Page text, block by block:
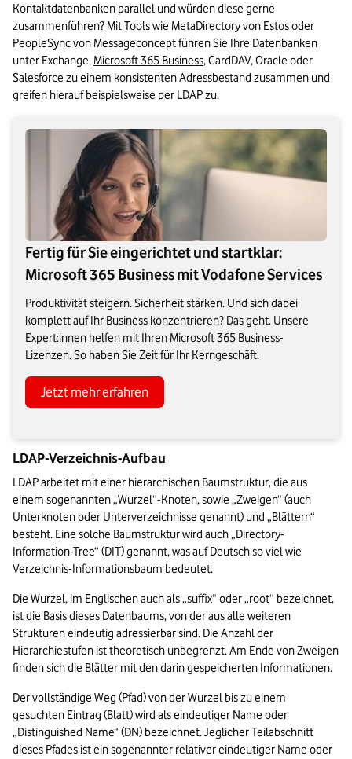
Kontaktdatenbanken parallel und würden diese gerne
zusammenführen? Mit Tools wie MetaDirectory von Estos oder
PeopleSync von Messageconcept führen Sie Ihre Datenbanken
unter Exchange, Microsoft 365 Business, CardDAV, Oracle oder
Salesforce zu einem konsistenten Adressbestand zusammen und
greifen hierauf beispielsweise per LDAP zu.
Fertig für Sie eingerichtet und startklar:
Microsoft 365 Business mit Vodafone Services
Produktivität steigern. Sicherheit stärken. Und sich dabei
komplett auf Ihr Business konzentrieren? Das geht. Unsere
Expert:innen helfen mit Ihren Microsoft 365 Business-
Lizenzen. So haben Sie Zeit für Ihr Kerngeschäft.
Jetzt mehr erfahren
LDAP-Verzeichnis-Aufbau
LDAP arbeitet mit einer hierarchischen Baumstruktur, die aus
einem sogenannten „Wurzel“-Knoten, sowie „Zweigen“ (auch
Unterknoten oder Unterverzeichnisse genannt) und „Blättern“
besteht. Eine solche Baumstruktur wird auch „Directory-
Information-Tree“ (DIT) genannt, was auf Deutsch so viel wie
Verzeichnis-Informationsbaum bedeutet.
Die Wurzel, im Englischen auch als „suffix“ oder „root“ bezeichnet,
ist die Basis dieses Datenbaums, von der aus alle weiteren
Strukturen eindeutig adressierbar sind. Die Anzahl der
Hierarchiestufen ist theoretisch unbegrenzt. Am Ende von Zweigen
finden sich die Blätter mit den darin gespeicherten Informationen.
Der vollständige Weg (Pfad) von der Wurzel bis zu einem
gesuchten Eintrag (Blatt) wird als eindeutiger Name oder
„Distinguished Name“ (DN) bezeichnet. Jeglicher Teilabschnitt
dieses Pfades ist ein sogenannter relativer eindeutiger Name oder